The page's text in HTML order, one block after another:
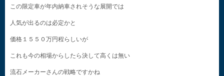
この限定車が年内納車されそうな展開では
人気が出るのは必定かと
価格１５５０万円程らしいが
これも今の相場からしたら決して高くは無い
流石メーカーさんの戦略ですかね